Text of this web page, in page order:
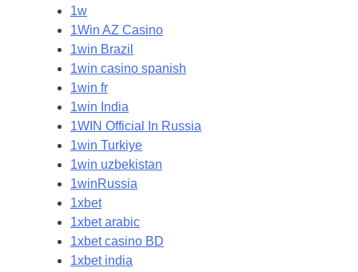
1w
1Win AZ Casino
1win Brazil
1win casino spanish
1win fr
1win India
1WIN Official In Russia
1win Turkiye
1win uzbekistan
1winRussia
1xbet
1xbet arabic
1xbet casino BD
1xbet india